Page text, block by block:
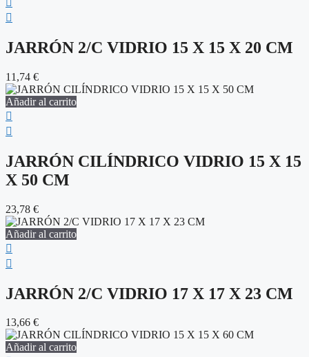
JARRÓN 2/C VIDRIO 15 X 15 X 20 CM
11,74 €
Añadir al carrito
JARRÓN CILÍNDRICO VIDRIO 15 X 15
X 50 CM
23,78 €
Añadir al carrito
JARRÓN 2/C VIDRIO 17 X 17 X 23 CM
13,66 €
Añadir al carrito